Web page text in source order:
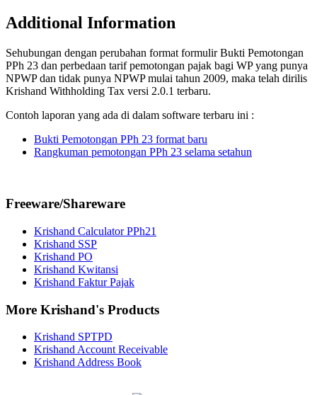
Additional Information
Sehubungan dengan perubahan format formulir Bukti Pemotongan
PPh 23 dan perbedaan tarif pemotongan pajak bagi WP yang punya
NPWP dan tidak punya NPWP mulai tahun 2009, maka telah dirilis
Krishand Withholding Tax versi 2.0.1 terbaru.
Contoh laporan yang ada di dalam software terbaru ini :
Bukti Pemotongan PPh 23 format baru
Rangkuman pemotongan PPh 23 selama setahun
Freeware/Shareware
Krishand Calculator PPh21
Krishand SSP
Krishand PO
Krishand Kwitansi
Krishand Faktur Pajak
More Krishand's Products
Krishand SPTPD
Krishand Account Receivable
Krishand Address Book